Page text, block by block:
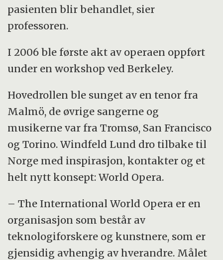
pasienten blir behandlet, sier
professoren.
I 2006 ble første akt av operaen oppført
under en workshop ved Berkeley.
Hovedrollen ble sunget av en tenor fra
Malmö, de øvrige sangerne og
musikerne var fra Tromsø, San Francisco
og Torino. Windfeld Lund dro tilbake til
Norge med inspirasjon, kontakter og et
helt nytt konsept: World Opera.
– The International World Opera er en
organisasjon som består av
teknologiforskere og kunstnere, som er
gjensidig avhengig av hverandre. Målet